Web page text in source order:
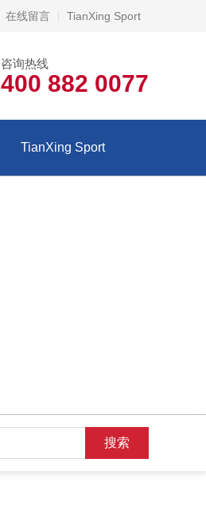
在线留言 TianXing Sport
咨询热线
400 882 0077
TianXing Sport